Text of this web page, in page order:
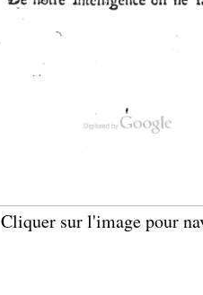
Cliquer sur l'image pour